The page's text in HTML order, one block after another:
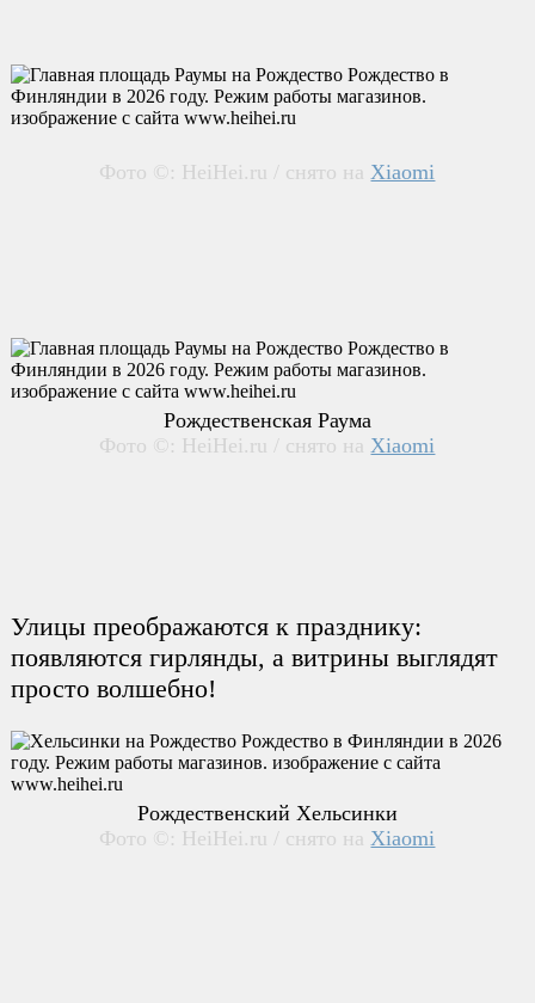
Фото ©: HeiHei.ru / снято наXiaomi
Рождественская Раума
Фото ©: HeiHei.ru / снято наXiaomi
Улицы преображаются к празднику:
появляются гирлянды, а витрины выглядят
просто волшебно!
Рождественский Хельсинки
Фото ©: HeiHei.ru / снято наXiaomi